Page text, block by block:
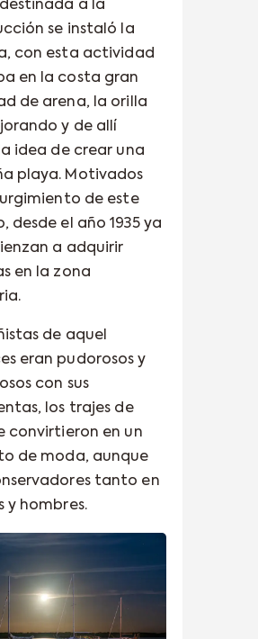
a la
se instaló la
con esta actividad
en la costa gran
de arena, la orilla
y de allí
idea de crear una
playa. Motivados
de este
desde el año 1935 ya
a adquirir
en la zona
de aquel
eran pudorosos y
con sus
los trajes de
convirtieron en un
de moda, aunque
tanto en
y hombres.